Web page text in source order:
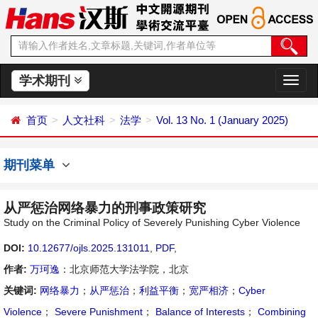
学术期刊
切
换
首页 人文社科 法学 Vol. 13 No. 1 (January 2025)
期刊菜单
从严惩治网络暴力的刑事政策研究
Study on the Criminal Policy of Severely Punishing Cyber Violence
DOI: 10.12677/ojls.2025.131011 PDF,
作者: 万珂逸 ：北京师范大学法学院，北京
关键词: 网络暴力 ； 从严惩治 ； 利益平衡 ； 宽严相济 ； Cyber
Violence ； Severe Punishment ； Balance of Interests ；
Combining